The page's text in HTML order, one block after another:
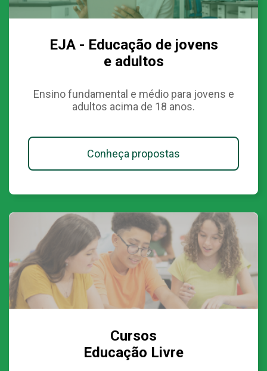
EJA - Educação de jovens
e adultos
Ensino fundamental e médio para jovens e
adultos acima de 18 anos.
Conheça propostas
Cursos
Educação Livre